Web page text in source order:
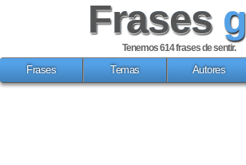
Frases
Tenemos 614frases de sentir.
Frases
Temas Autores